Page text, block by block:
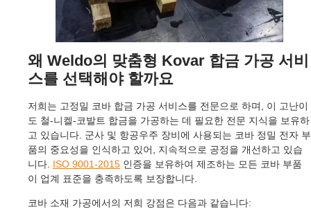
왜 Weldo의 맞춤형 Kovar 합금 가공 서비
스를 선택해야 할까요
저희는 고정밀 코바 합금 가공 서비스를 전문으로 하며, 이 고난이
도 철-니켈-코발트 합금을 가공하는 데 필요한 전문 지식을 보유하
고 있습니다. 군사 및 항공우주 장비에 사용되는 코바 정밀 전자 부
품의 중요성을 인식하고 있어, 지속적으로 공정을 개선하고 있습
니다. ISO 9001‑2015 인증을 보유하여 제조하는 모든 코바 부품
이 업계 표준을 충족하도록 보장합니다.
코바 소재 가공에서의 저희 강점은 다음과 같습니다: